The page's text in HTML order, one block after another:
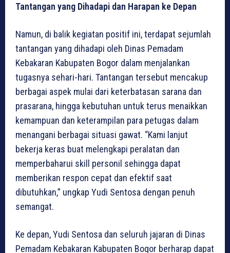
Tantangan yang Dihadapi dan Harapan ke Depan
Namun, di balik kegiatan positif ini, terdapat sejumlah
tantangan yang dihadapi oleh Dinas Pemadam
Kebakaran Kabupaten Bogor dalam menjalankan
tugasnya sehari-hari. Tantangan tersebut mencakup
berbagai aspek mulai dari keterbatasan sarana dan
prasarana, hingga kebutuhan untuk terus menaikkan
kemampuan dan keterampilan para petugas dalam
menangani berbagai situasi gawat. “Kami lanjut
bekerja keras buat melengkapi peralatan dan
memperbaharui skill personil sehingga dapat
memberikan respon cepat dan efektif saat
dibutuhkan,” ungkap Yudi Sentosa dengan penuh
semangat.
Ke depan, Yudi Sentosa dan seluruh jajaran di Dinas
Pemadam Kebakaran Kabupaten Bogor berharap dapat